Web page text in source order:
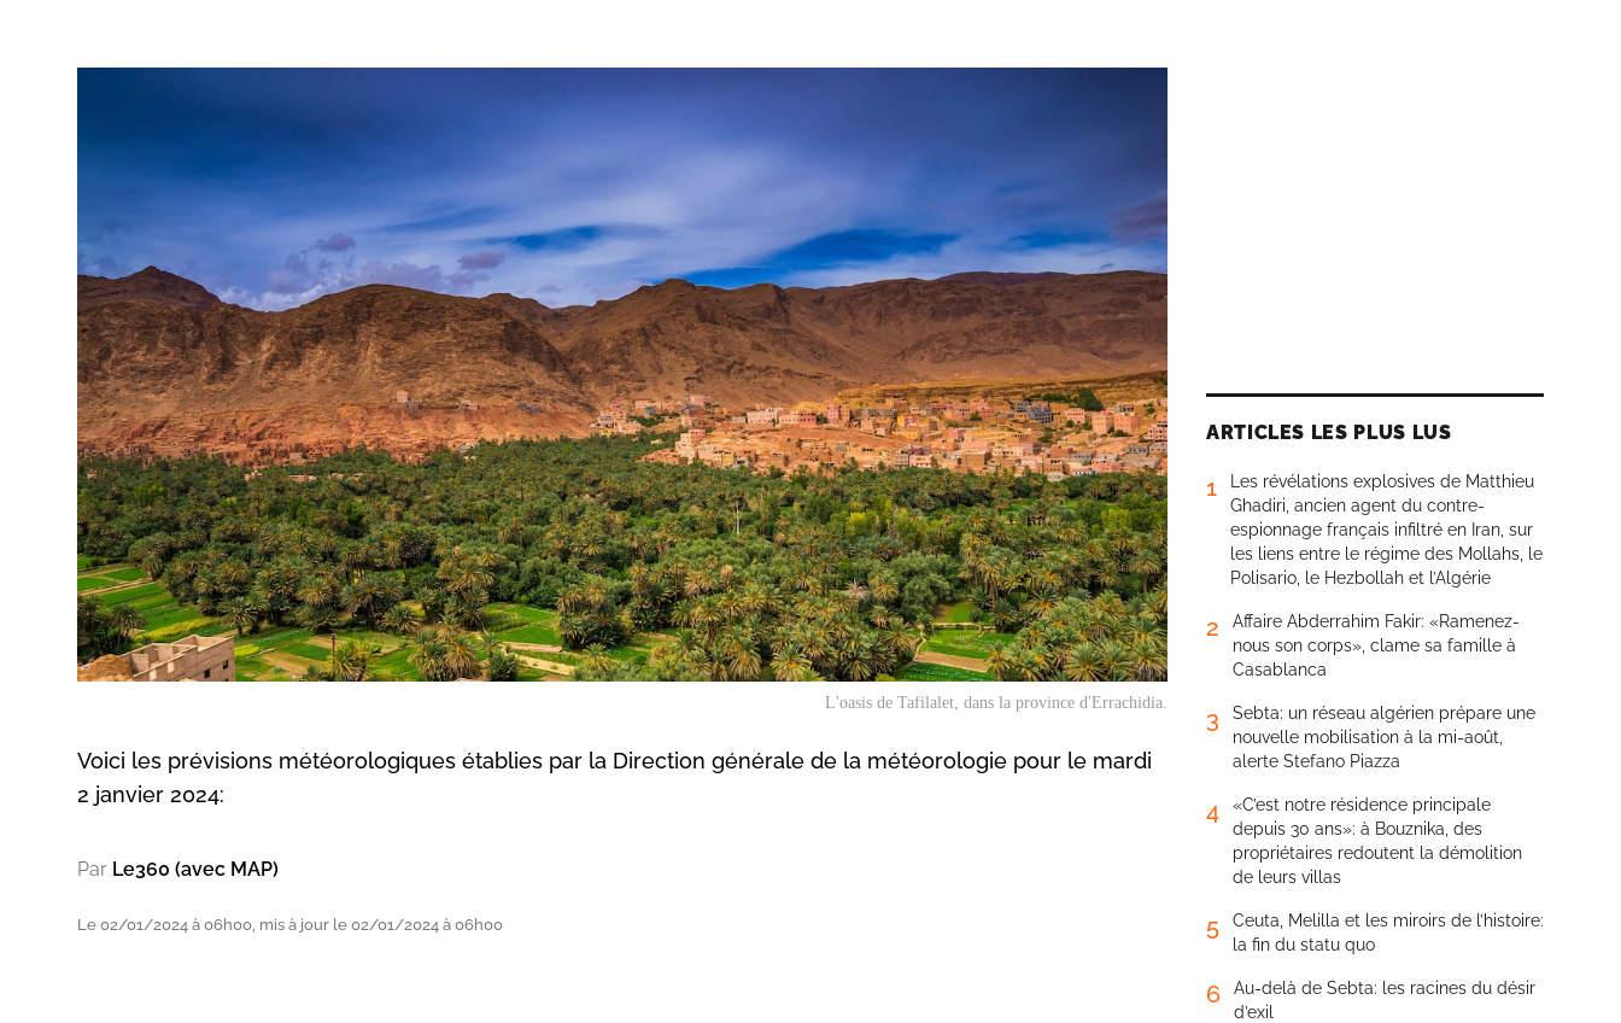
L'oasis de Tafilalet, dans la province d'Errachidia.
Voici les prévisions météorologiques établies par la Direction générale de la météorologie pour le mardi
2 janvier 2024:
Par Le360 (avec MAP)
Le 02/01/2024 à 06h00, mis à jour le 02/01/2024 à 06h00
ARTICLES LES PLUS LUS
1
Les révélations explosives de Matthieu
Ghadiri, ancien agent du contre-
espionnage français infiltré en Iran, sur
les liens entre le régime des Mollahs, le
Polisario, le Hezbollah et l’Algérie
2
Affaire Abderrahim Fakir: «Ramenez-
nous son corps», clame sa famille à
Casablanca
3
Sebta: un réseau algérien prépare une
nouvelle mobilisation à la mi-août,
alerte Stefano Piazza
4
«C’est notre résidence principale
depuis 30 ans»: à Bouznika, des
propriétaires redoutent la démolition
de leurs villas
5
Ceuta, Melilla et les miroirs de l’histoire:
la fin du statu quo
6
Au-delà de Sebta: les racines du désir
d’exil